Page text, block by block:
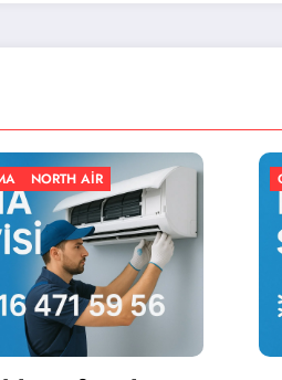
GENEL KLIMA NORTH AIR